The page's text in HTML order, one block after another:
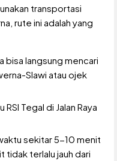
transportasi
rute ini adalah yang
bisa langsung mencari
Slawi atau ojek
Tegal di Jalan Raya
sekitar 5-10 menit
tidak terlalu jauh dari